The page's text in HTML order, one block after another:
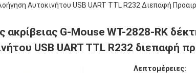
Αυτοκινήτου USB UART TTL R232 Διεπαφή
ακρίβειας G-Mouse WT-2828-RK
USB UART TTL R232 διεπαφή
Λεπτομέρειες: